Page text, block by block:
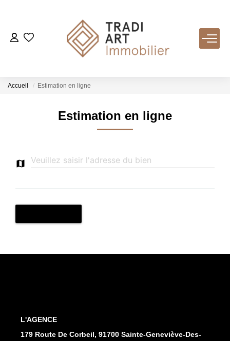
ACHETER
LOUER
Nos Services
Accueil Estimation en ligne
Estimation en ligne
map
L'AGENCE
179 Route De Corbeil, 91700 Sainte-Geneviève-Des-